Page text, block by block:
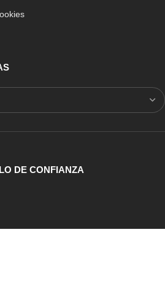
DE CONFIANZA